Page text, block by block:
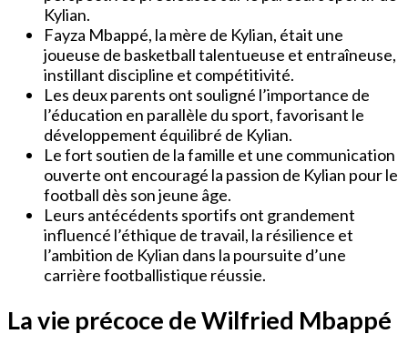
Kylian.
Fayza Mbappé, la mère de Kylian, était une
joueuse de basketball talentueuse et entraîneuse,
instillant discipline et compétitivité.
Les deux parents ont souligné l’importance de
l’éducation en parallèle du sport, favorisant le
développement équilibré de Kylian.
Le fort soutien de la famille et une communication
ouverte ont encouragé la passion de Kylian pour le
football dès son jeune âge.
Leurs antécédents sportifs ont grandement
influencé l’éthique de travail, la résilience et
l’ambition de Kylian dans la poursuite d’une
carrière footballistique réussie.
La vie précoce de Wilfried Mbappé